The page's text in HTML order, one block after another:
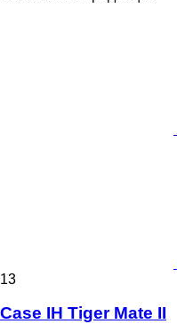
13
Case IH Tiger Mate II